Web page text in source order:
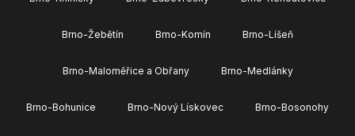
Brno-Žebětín Brno-Komín Brno-Líšeň
Brno-Maloměřice a Obřany Brno-Medlánky
Brno-Bohunice Brno-Nový Lískovec Brno-Bosonohy